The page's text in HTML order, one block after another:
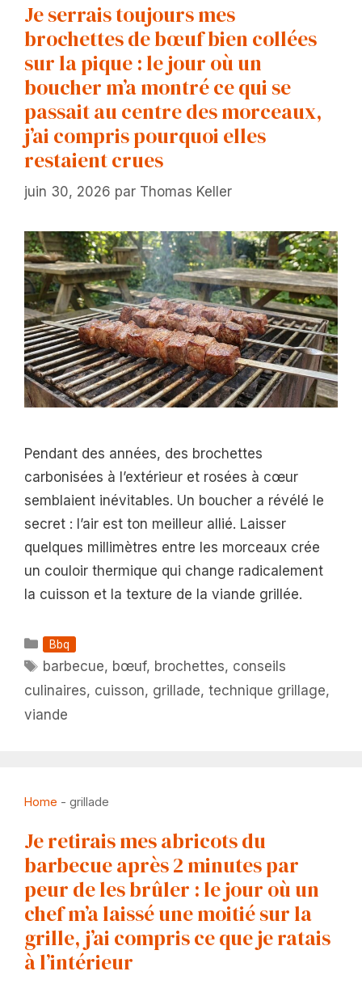
Je serrais toujours mes
brochettes de bœuf bien collées
sur la pique : le jour où un
boucher m’a montré ce qui se
passait au centre des morceaux,
j’ai compris pourquoi elles
restaient crues
juin 30, 2026 par Thomas Keller
Pendant des années, des brochettes
carbonisées à l’extérieur et rosées à cœur
semblaient inévitables. Un boucher a révélé le
secret : l’air est ton meilleur allié. Laisser
quelques millimètres entre les morceaux crée
un couloir thermique qui change radicalement
la cuisson et la texture de la viande grillée.
Catégories
Bbq
Étiquettes
barbecue, bœuf, brochettes, conseils
culinaires, cuisson, grillade, technique grillage,
viande
Home - grillade
Je retirais mes abricots du
barbecue après 2 minutes par
peur de les brûler : le jour où un
chef m’a laissé une moitié sur la
grille, j’ai compris ce que je ratais
à l’intérieur